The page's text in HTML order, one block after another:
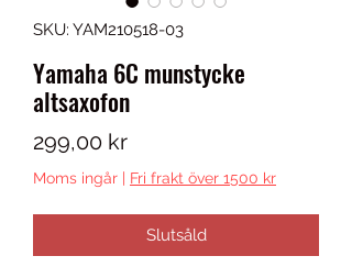
SKU: YAM210518-03
Yamaha 6C munstycke
altsaxofon
299,00 krPris
Moms ingår | Fri frakt över 1500 kr
Slutsåld